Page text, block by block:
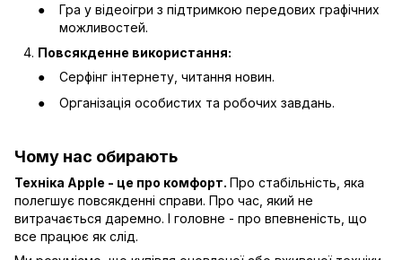
Гра у відеоігри з підтримкою передових графічних
можливостей.
Повсякденне використання:
Серфінг інтернету, читання новин.
Організація особистих та робочих завдань.
Чому нас обирають
Техніка Apple - це про комфорт. Про стабільність, яка
полегшує повсякденні справи. Про час, який не
витрачається даремно. І головне - про впевненість, що
все працює як слід.